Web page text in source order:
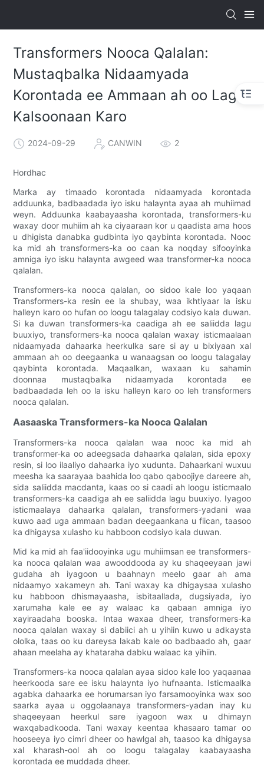
Transformers Nooca Qalalan:
Mustaqbalka Nidaamyada
Korontada ee Ammaan ah oo Lagu
Kalsoonaan Karo
2024-09-29 CANWIN 2
Hordhac
Marka ay timaado korontada nidaamyada korontada
adduunka, badbaadada iyo isku halaynta ayaa ah muhiimad
weyn. Adduunka kaabayaasha korontada, transformers-ku
waxay door muhiim ah ka ciyaaraan kor u qaadista ama hoos
u dhigista danabka gudbinta iyo qaybinta korontada. Nooc
ka mid ah transformers-ka oo caan ka noqday sifooyinka
amniga iyo isku halaynta awgeed waa transformer-ka nooca
qalalan.
Transformers-ka nooca qalalan, oo sidoo kale loo yaqaan
Transformers-ka resin ee la shubay, waa ikhtiyaar la isku
halleyn karo oo hufan oo loogu talagalay codsiyo kala duwan.
Si ka duwan transformers-ka caadiga ah ee saliidda lagu
buuxiyo, transformers-ka nooca qalalan waxay isticmaalaan
nidaamyada dahaarka heerkulka sare si ay u bixiyaan xal
ammaan ah oo deegaanka u wanaagsan oo loogu talagalay
qaybinta korontada. Maqaalkan, waxaan ku sahamin
doonnaa mustaqbalka nidaamyada korontada ee
badbaadada leh oo la isku halleyn karo oo leh transformers
nooca qalalan.
Aasaaska Transformers-ka Nooca Qalalan
Transformers-ka nooca qalalan waa nooc ka mid ah
transformer-ka oo adeegsada dahaarka qalalan, sida epoxy
resin, si loo ilaaliyo dahaarka iyo xudunta. Dahaarkani wuxuu
meesha ka saarayaa baahida loo qabo qaboojiye dareere ah,
sida saliidda macdanta, kaas oo si caadi ah loogu isticmaalo
transformers-ka caadiga ah ee saliidda lagu buuxiyo. Iyagoo
isticmaalaya dahaarka qalalan, transformers-yadani waa
kuwo aad uga ammaan badan deegaankana u fiican, taasoo
ka dhigaysa xulasho ku habboon codsiyo kala duwan.
Mid ka mid ah faa'iidooyinka ugu muhiimsan ee transformers-
ka nooca qalalan waa awooddooda ay ku shaqeeyaan jawi
gudaha ah iyagoon u baahnayn meelo gaar ah ama
nidaamyo xakameyn ah. Tani waxay ka dhigaysaa xulasho
ku habboon dhismayaasha, isbitaallada, dugsiyada, iyo
xarumaha kale ee ay walaac ka qabaan amniga iyo
xayiraadaha booska. Intaa waxaa dheer, transformers-ka
nooca qalalan waxay si dabiici ah u yihiin kuwo u adkaysta
ololka, taas oo ku dareysa lakab kale oo badbaado ah, gaar
ahaan meelaha ay khataraha dabku walaac ka yihiin.
Transformers-ka nooca qalalan ayaa sidoo kale loo yaqaanaa
heerkooda sare ee isku halaynta iyo hufnaanta. Isticmaalka
agabka dahaarka ee horumarsan iyo farsamooyinka wax soo
saarka ayaa u oggolaanaya transformers-yadan inay ku
shaqeeyaan heerkul sare iyagoon wax u dhimayn
waxqabadkooda. Tani waxay keentaa khasaaro tamar oo
hooseeya iyo cimri dheer oo hawlgal ah, taasoo ka dhigaysa
xal kharash-ool ah oo loogu talagalay kaabayaasha
korontada ee muddada dheer.